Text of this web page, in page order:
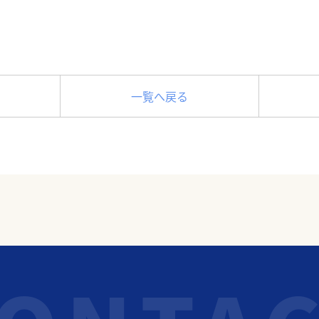
一覧へ戻る